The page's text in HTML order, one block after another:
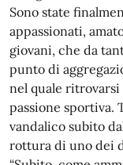
Sono state
appassionati,
giovani, che da
punto di
nel quale
passione sportiva.
vandalico subito
rottura di uno dei